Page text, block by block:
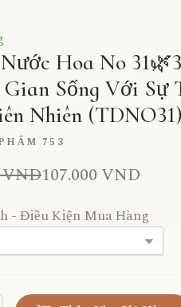
Hoa No
Gian Sống Với Sự
Nhiên (TDNO31)
753
VND107.000 VND
- Điều Kiện Mua Hàng